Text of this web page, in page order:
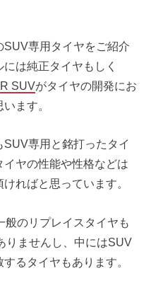
専用タイヤをご紹介
は純正タイヤもしく
SUVがタイヤの開発にお
ます。
専用と銘打ったタイ
ヤの性能や性格などは
ればと思っています。
般のリプレイスタイヤも
りませんし、中にはSUV
るタイヤもあります。